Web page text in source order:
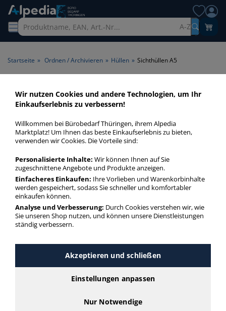
A-Z
Startseite » Ordnen / Archivieren » Hüllen » Sichthüllen A5
Sichthüllen A5 > Format A5
Finden Sie schnell Sichthüllen A5 mit unserer Filter-Funktion.
Sichthüllen A5
mehr Infos zur Kategorie
Häufig gesucht
Sichthüllen
A4
Sichthüllen
Wir nutzen Cookies und andere Technologien, um Ihr
Einkaufserlebnis zu verbessern!
Willkommen bei Bürobedarf Thüringen, ihrem Alpedia
Marktplatz! Um Ihnen das beste Einkaufserlebnis zu bieten,
verwenden wir Cookies. Die Vorteile sind:
Personalisierte Inhalte: Wir können Ihnen auf Sie
zugeschnittene Angebote und Produkte anzeigen.
Einfacheres Einkaufen: Ihre Vorlieben und Warenkorbinhalte
werden gespeichert, sodass Sie schneller und komfortabler
einkaufen können.
Analyse und Verbesserung: Durch Cookies verstehen wir, wie
Sie unseren Shop nutzen, und können unsere Dienstleistungen
ständig verbessern.
Akzeptieren und schließen
Einstellungen anpassen
Nur Notwendige